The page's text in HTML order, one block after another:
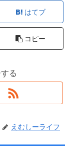
はてブ
コピー
る
えむしーライフ